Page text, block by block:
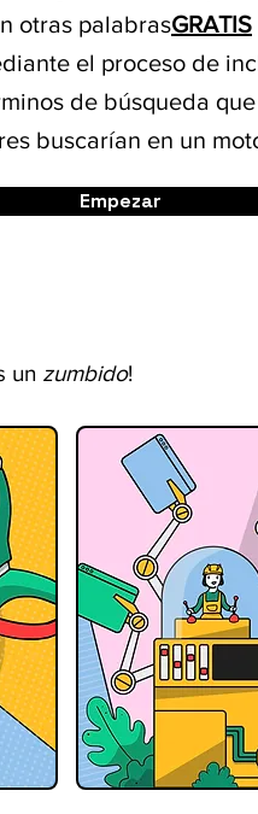
otras palabrasGRATIS
el proceso de
de búsqueda
buscarían en un
Empezar
un zumbido!